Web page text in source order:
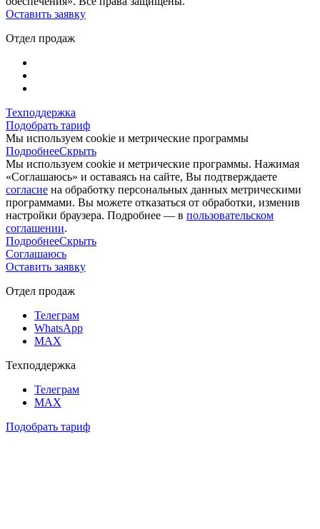
Оставить заявку
Отдел продаж
Техподдержка
Подобрать тариф
Мы используем cookie и метрические программы
ПодробнееСкрыть
Мы используем cookie и метрические программы. Нажимая
«Соглашаюсь» и оставаясь на сайте, Вы подтверждаете
согласие на обработку персональных данных метрическими
программами. Вы можете отказаться от обработки, изменив
настройки браузера. Подробнее — в пользовательском
соглашении.
ПодробнееСкрыть
Соглашаюсь
Оставить заявку
Отдел продаж
Телеграм
WhatsApp
MAX
Техподдержка
Телеграм
MAX
Подобрать тариф